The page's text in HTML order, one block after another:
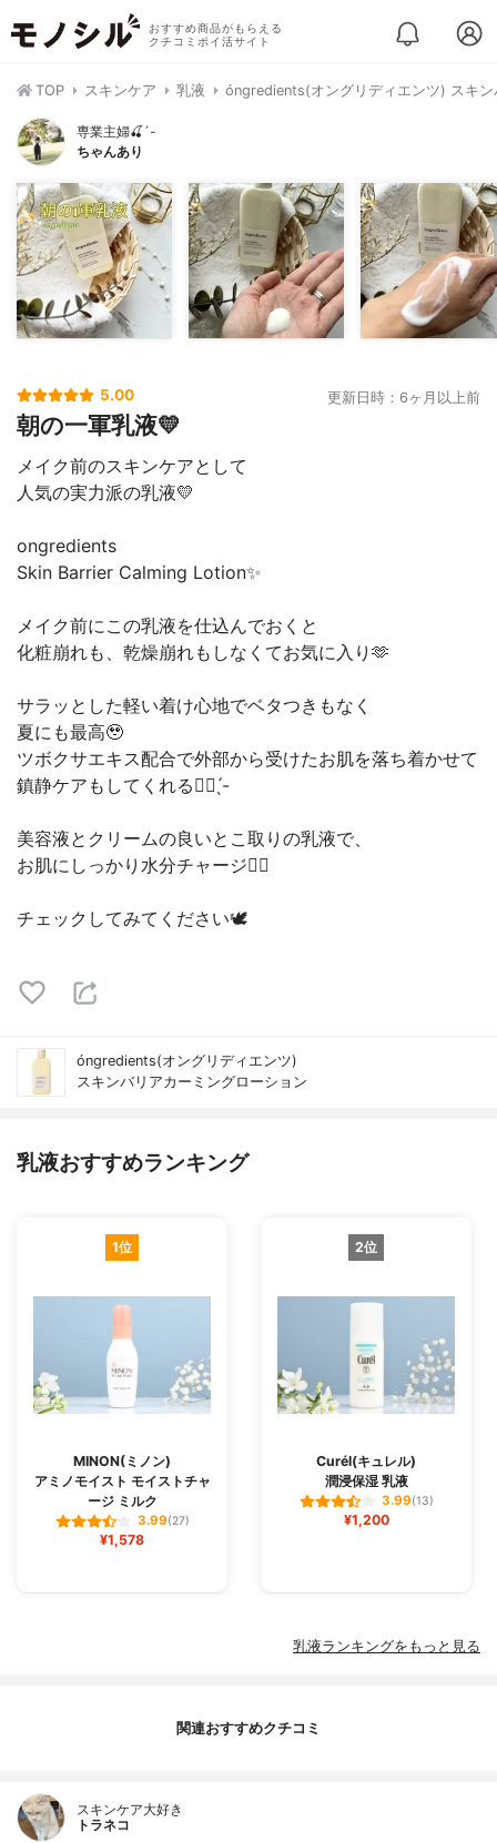
おすすめ商品がもらえる
クチコミポイ活サイト
TOP スキンケア 乳液 óngredients(オングリディエンツ) スキ
専業主婦🍒´-
ちゃんあり
5.00 更新日時：6ヶ月以上前
朝の一軍乳液💛
メイク前のスキンケアとして
人気の実力派の乳液💛
ongredients
Skin Barrier Calming Lotion✨️
メイク前にこの乳液を仕込んでおくと
化粧崩れも、乾燥崩れもしなくてお気に入り🫶
サラッとした軽い着け心地でベタつきもなく
夏にも最高🥹‎
ツボクサエキス配合で外部から受けたお肌を落ち着かせて
鎮静ケアもしてくれる✊🏻‪ ̖́-‬
美容液とクリームの良いとこ取りの乳液で、
お肌にしっかり水分チャージ🙆‍♀️
チェックしてみてください🕊‎
óngredients(オングリディエンツ)
スキンバリアカーミングローション
乳液おすすめランキング
1位
MINON(ミノン)
アミノモイスト モイストチャ
ージ ミルク
3.99(27)
¥1,578
2位
Curél(キュレル)
潤浸保湿 乳液
3.99(13)
¥1,200
乳液ランキングをもっと見る
関連おすすめクチコミ
スキンケア大好き
トラネコ